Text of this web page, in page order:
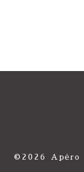
©2026 Apėro